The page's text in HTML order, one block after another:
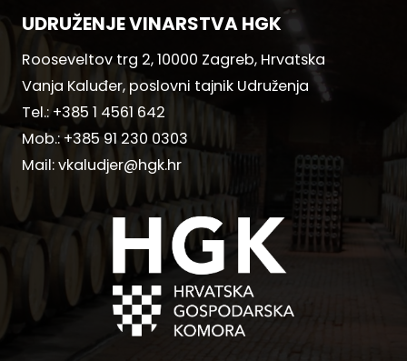
UDRUŽENJE VINARSTVA HGK
Rooseveltov trg 2, 10000 Zagreb, Hrvatska
Vanja Kaluđer, poslovni tajnik Udruženja
Tel.:+385 1 4561 642
Mob.: +385 91 230 0303
Mail:vkaludjer@hgk.hr